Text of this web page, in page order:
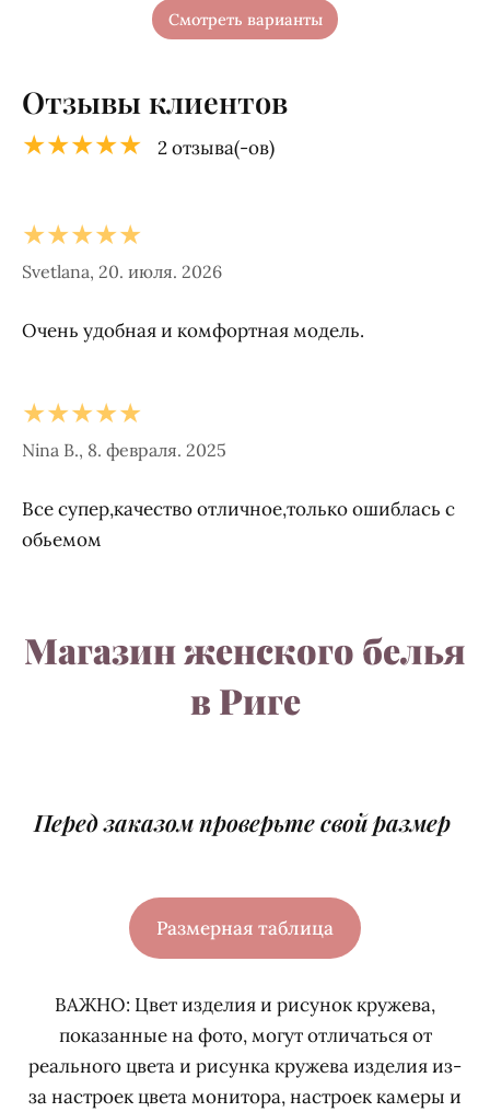
Магазин женского белья
в Риге
Перед заказом проверьте свой размер
Размерная таблица
ВАЖНО: Цвет изделия и рисунок кружева,
показанные на фото, могут отличаться от
реального цвета и рисунка кружева изделия из-
за настроек цвета монитора, настроек камеры и
Смотреть варианты
Отзывы клиентов
★★★★★ 2 отзыва(-ов)
★★★★★
Svetlana, 20. июля. 2026
Очень удобная и комфортная модель.
★★★★★
Nina B., 8. февраля. 2025
Все супер,качество отличное,только ошиблась с
обьемом